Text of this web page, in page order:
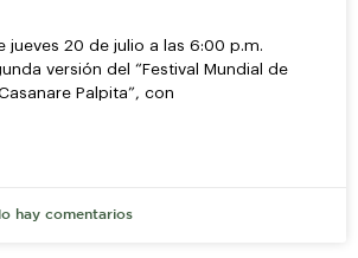
jueves 20 de julio a las 6:00 p.m.
versión del “Festival Mundial de
Palpita”, con
hay comentarios